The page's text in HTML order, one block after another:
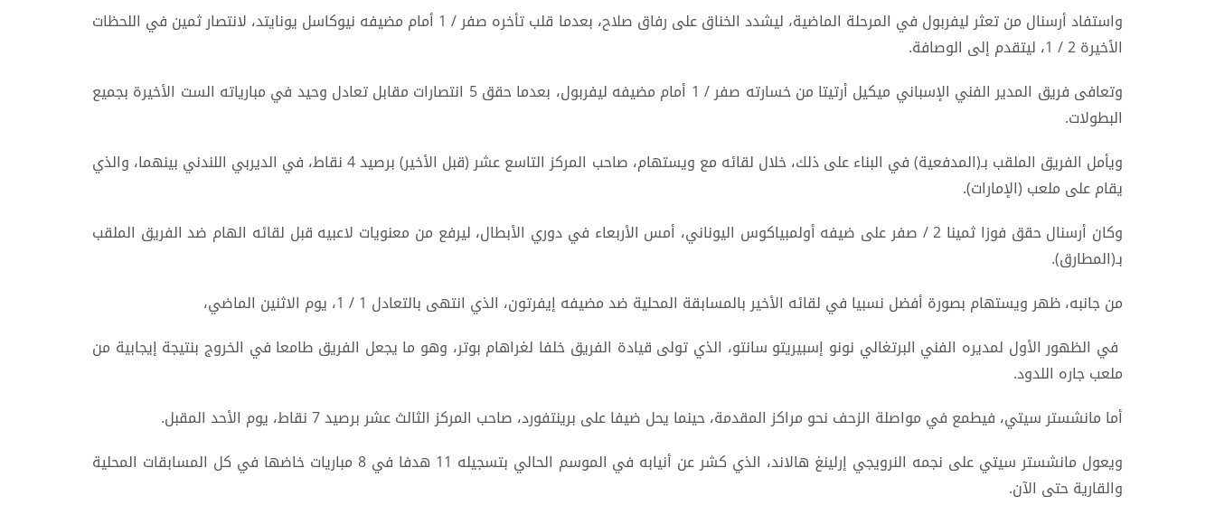
واستفاد أرسنال من تعثر ليفربول في المرحلة الماضية، ليشدد الخناق على رفاق صلاح، بعدما قلب تأخره صفر / 1 أمام مضيفه نيوكاسل يونايتد، لانتصار ثمين في اللحظات
الأخيرة 2 / 1، ليتقدم إلى الوصافة.
وتعافى فريق المدير الفني الإسباني ميكيل أرتيتا من خسارته صفر / 1 أمام مضيفه ليفربول، بعدما حقق 5 انتصارات مقابل تعادل وحيد في مبارياته الست الأخيرة بجميع
البطولات.
ويأمل الفريق الملقب بـ(المدفعية) في البناء على ذلك، خلال لقائه مع ويستهام، صاحب المركز التاسع عشر (قبل الأخير) برصيد 4 نقاط، في الديربي اللندني بينهما، والذي
يقام على ملعب (الإمارات).
وكان أرسنال حقق فوزا ثمينا 2 / صفر على ضيفه أولمبياكوس اليوناني، أمس الأربعاء في دوري الأبطال، ليرفع من معنويات لاعبيه قبل لقائه الهام ضد الفريق الملقب
بـ(المطارق).
من جانبه، ظهر ويستهام بصورة أفضل نسبيا في لقائه الأخير بالمسابقة المحلية ضد مضيفه إيفرتون، الذي انتهى بالتعادل 1 / 1، يوم الاثنين الماضي،
في الظهور الأول لمديره الفني البرتغالي نونو إسبيريتو سانتو، الذي تولى قيادة الفريق خلفا لغراهام بوتر، وهو ما يجعل الفريق طامعا في الخروج بنتيجة إيجابية من
ملعب جاره اللدود.
أما مانشستر سيتي، فيطمع في مواصلة الزحف نحو مراكز المقدمة، حينما يحل ضيفا على برينتفورد، صاحب المركز الثالث عشر برصيد 7 نقاط، يوم الأحد المقبل.
ويعول مانشستر سيتي على نجمه النرويجي إرلينغ هالاند، الذي كشر عن أنيابه في الموسم الحالي بتسجيله 11 هدفا في 8 مباريات خاضها في كل المسابقات المحلية
والقارية حتى الآن.